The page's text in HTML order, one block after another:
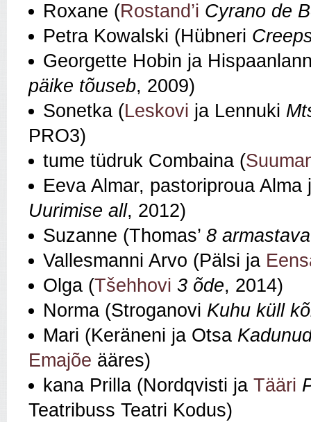
Roxane (Rostand’i Cyrano de
Petra Kowalski (Hübneri
Georgette Hobin ja
päike tõuseb, 2009)
Sonetka (Leskovi ja Lennuki
PRO3)
tume tüdruk Combaina (
Eeva Almar, pastoriproua Alma
Uurimise all, 2012)
Suzanne (Thomas’ 8
Vallesmanni Arvo (Pälsi ja
Olga (Tšehhovi 3 õde, 2014)
Norma (Stroganovi Kuhu küll
Mari (Keräneni ja Otsa
Emajõe ääres)
kana Prilla (Nordqvisti ja Tääri
Teatribuss Teatri Kodus)